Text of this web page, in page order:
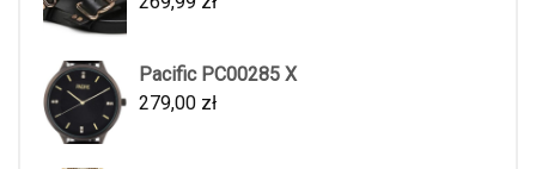
Pacific PC00285 X
279,00 zł